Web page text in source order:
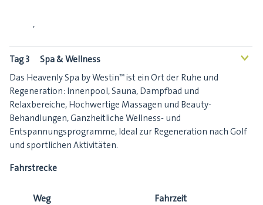
,
Tag 3 Spa & Wellness <
Das Heavenly Spa by Westin™ ist ein Ort der Ruhe und
Regeneration: Innenpool, Sauna, Dampfbad und
Relaxbereiche, Hochwertige Massagen und Beauty-
Behandlungen, Ganzheitliche Wellness- und
Entspannungsprogramme, Ideal zur Regeneration nach Golf
und sportlichen Aktivitäten.
Fahrstrecke
Weg Fahrzeit